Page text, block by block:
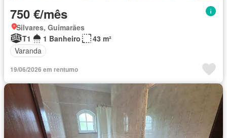
750 €/mês
Silvares, Guimarães
T1
1 Banheiro
43 m²
Varanda
19/06/2026 em rentumo